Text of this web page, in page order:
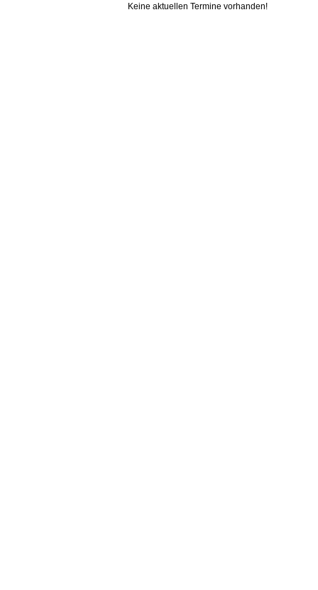
Keine aktuellen Termine vorhanden!